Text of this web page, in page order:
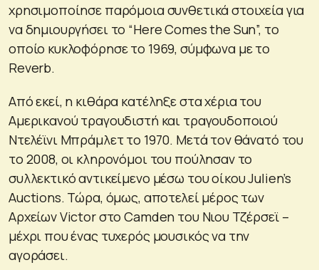
χρησιμοποίησε παρόμοια συνθετικά στοιχεία για
να δημιουργήσει το “Here Comes the Sun”, το
οποίο κυκλοφόρησε το 1969, σύμφωνα με το
Reverb.
Από εκεί, η κιθάρα κατέληξε στα χέρια του
Αμερικανού τραγουδιστή και τραγουδοποιού
Ντελέϊνι Μπράμλετ το 1970. Μετά τον θάνατό του
το 2008, οι κληρονόμοι του πούλησαν το
συλλεκτικό αντικείμενο μέσω του οίκου Julien’s
Auctions. Τώρα, όμως, αποτελεί μέρος των
Αρχείων Victor στο Camden του Νιου Τζέρσεϊ –
μέχρι που ένας τυχερός μουσικός να την
αγοράσει.